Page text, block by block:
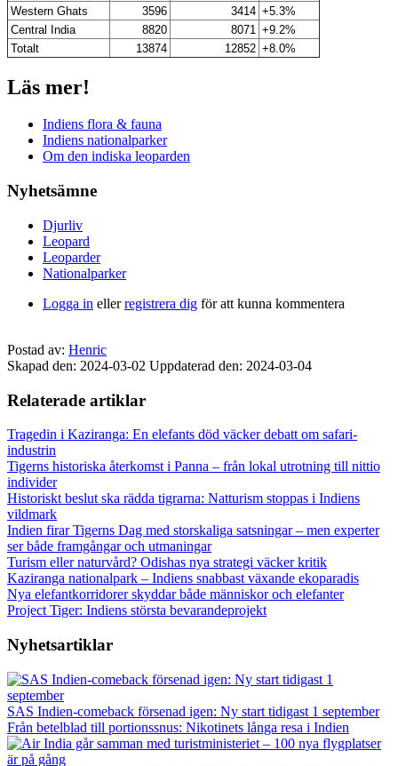
Western Ghats
3596 3414 +5.3%
Central India
8820 8071 +9.2%
Totalt
13874 12852 +8.0%
Läs mer!
Indiens flora & fauna
Indiens nationalparker
Om den indiska leoparden
Nyhetsämne
Djurliv
Leopard
Leoparder
Nationalparker
Logga in ellerregistrera dig för att kunna kommentera
Postad av: Henric
Skapad den: 2024-03-02 Uppdaterad den: 2024-03-04
Relaterade artiklar
Tragedin i Kaziranga: En elefants död väcker debatt om safari-
industrin
Tigerns historiska återkomst i Panna – från lokal utrotning till nittio
individer
Historiskt beslut ska rädda tigrarna: Natturism stoppas i Indiens
vildmark
Indien firar Tigerns Dag med storskaliga satsningar – men experter
ser både framgångar och utmaningar
Turism eller naturvård? Odishas nya strategi väcker kritik
Kaziranga nationalpark – Indiens snabbast växande ekoparadis
Nya elefantkorridorer skyddar både människor och elefanter
Project Tiger: Indiens största bevarandeprojekt
Nyhetsartiklar
SAS Indien-comeback försenad igen: Ny start tidigast 1 september
Från betelblad till portionssnus: Nikotinets långa resa i Indien